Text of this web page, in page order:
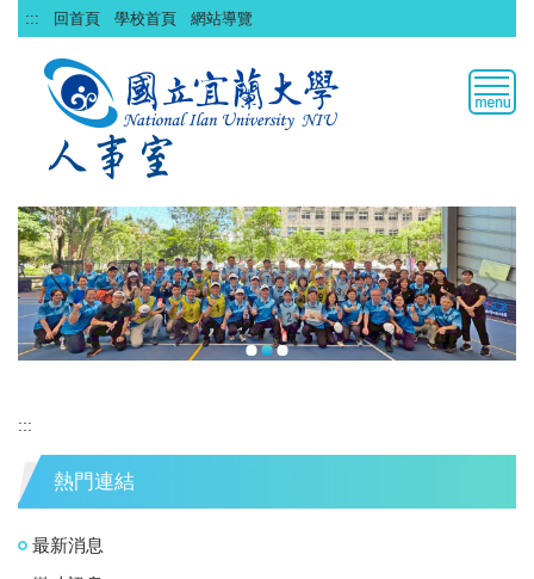
跳
到
::: 回首頁 學校首頁 網站導覽
:::
熱門連結
最新消息